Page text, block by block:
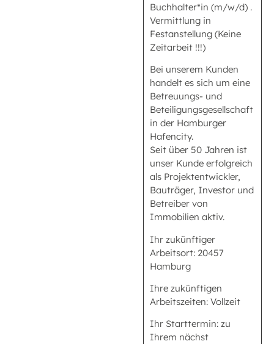
Buchhalter*in (m/w/d) .
Vermittlung in
Festanstellung (Keine
Zeitarbeit !!!)
Bei unserem Kunden
handelt es sich um eine
Betreuungs- und
Beteiligungsgesellschaft
in der Hamburger
Hafencity.
Seit über 50 Jahren ist
unser Kunde erfolgreich
als Projektentwickler,
Bauträger, Investor und
Betreiber von
Immobilien aktiv.
Ihr zukünftiger
Arbeitsort: 20457
Hamburg
Ihre zukünftigen
Arbeitszeiten: Vollzeit
Ihr Starttermin: zu
Ihrem nächst